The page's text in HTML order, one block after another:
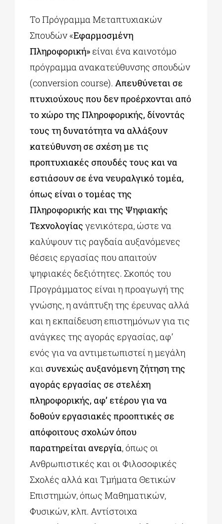
Το Πρόγραμμα Μεταπτυχιακών
Σπουδών «Εφαρμοσμένη
Πληροφορική»είναι ένα καινοτόμο
πρόγραμμα ανακατεύθυνσης σπουδών
(conversion course). Απευθύνεται σε
πτυχιούχους που δεν προέρχονται από
το χώρο της Πληροφορικής, δίνοντάς
τους τη δυνατότητα να αλλάξουν
κατεύθυνση σε σχέση με τις
προπτυχιακές σπουδές τους και να
εστιάσουν σε ένα νευραλγικό τομέα,
όπως είναι ο τομέας της
Πληροφορικής και της Ψηφιακής
Τεχνολογίας γενικότερα, ώστε να
καλύψουν τις ραγδαία αυξανόμενες
θέσεις εργασίας που απαιτούν
ψηφιακές δεξιότητες. Σκοπός του
Προγράμματος είναι η προαγωγή της
γνώσης, η ανάπτυξη της έρευνας αλλά
και η εκπαίδευση επιστημόνων για τις
ανάγκες της αγοράς εργασίας, αφ’
ενός για να αντιμετωπιστεί η μεγάλη
και συνεχώς αυξανόμενη ζήτηση της
αγοράς εργασίας σε στελέχη
πληροφορικής, αφ’ ετέρου για να
δοθούν εργασιακές προοπτικές σε
απόφοιτους σχολών όπου
παρατηρείται ανεργία, όπως οι
Ανθρωπιστικές και οι Φιλοσοφικές
Σχολές αλλά και Τμήματα Θετικών
Επιστημών, όπως Μαθηματικών,
Φυσικών, κλπ. Αντίστοιχα